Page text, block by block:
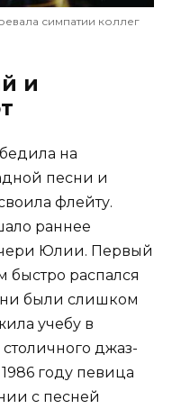
симпатии коллег
и
на
песни и
флейту.
раннее
Юлии. Первый
быстро распался
были слишком
учебу в
столичного джаз-
году певица
с песней